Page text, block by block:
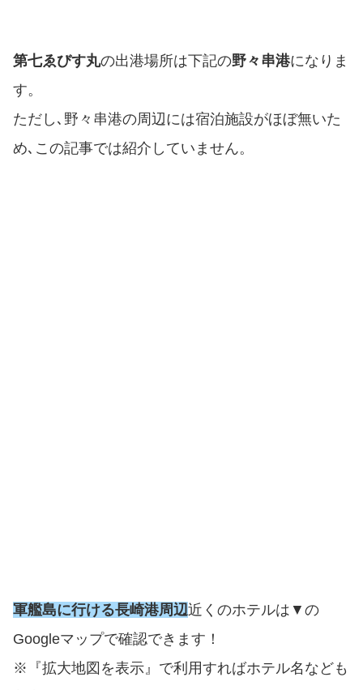
第七ゑびす丸の出港場所は下記の野々串港になりま
す。
ただし､野々串港の周辺には宿泊施設がほぼ無いた
め､この記事では紹介していません。
軍艦島に行ける長崎港周辺近くのホテルは▼の
Googleマップで確認できます！
※『拡大地図を表示』で利用すればホテル名なども